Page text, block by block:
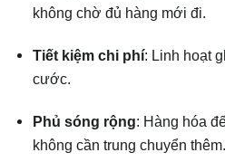
không chờ đủ hàng mới đi.
Tiết kiệm chi phí: Linh hoạt
cước.
Phủ sóng rộng: Hàng hóa
không cần trung chuyển thêm.